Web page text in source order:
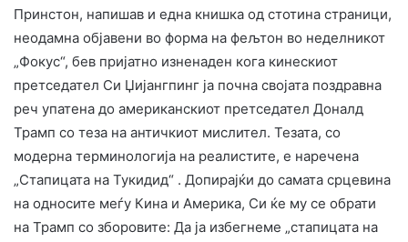
Принстон, напишав и една книшка од стотина страници,
неодамна објавени во форма на фељтон во неделникот
„Фокус“, бев пријатно изненаден кога кинескиот
претседател Си Џијангпинг ја почна својата поздравна
реч упатена до американскиот претседател Доналд
Трамп со теза на античкиот мислител. Тезата, со
модерна терминологија на реалистите, е наречена
„Стапицата на Тукидид“ . Допирајќи до самата срцевина
на односите меѓу Кина и Америка, Си ќе му се обрати
на Трамп со зборовите: Да ја избегнеме „стапицата на